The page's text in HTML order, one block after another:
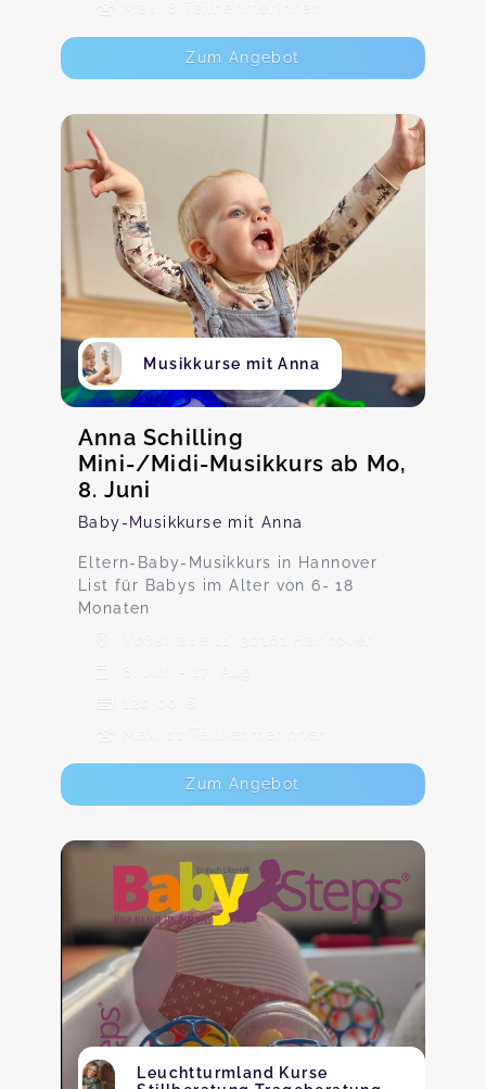
Max. 8 TeilnehmerInnen
Zum Angebot
Musikkurse mit Anna
Anna Schilling
Mini-/Midi-Musikkurs ab Mo,
8. Juni
Baby-Musikkurse mit Anna
Eltern-Baby-Musikkurs in Hannover
List für Babys im Alter von 6- 18
Monaten
Voßstraße 11, 30161 Hannover
8. Jun - 17. Aug
120,00 €
Max. 11 TeilnehmerInnen
Zum Angebot
Leuchtturmland Kurse